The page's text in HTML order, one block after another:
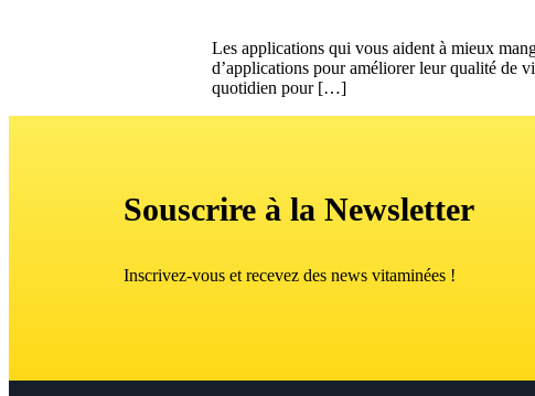
Les applications qui vous aident à mieux
d’applications pour améliorer leur qualité de
quotidien pour […]
Souscrire à la Newsletter
Inscrivez-vous et recevez des news vitaminées !